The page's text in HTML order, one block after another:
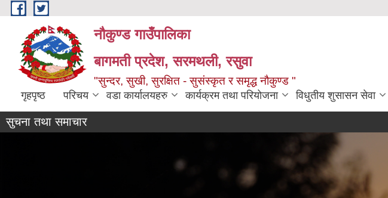
Skip to main content
नौकुण्ड गाउँपालिका
बागमती प्रदेश, सरमथली, रसुवा
"सुन्दर, सुखी, सुरक्षित - सुसंस्कृत र समृद्ध नौकुण्ड "
गृहपृष्ठ परिचय वडा कार्यालयहरु कार्यक्रम तथा परियोजना विधुतीय शुसासन सेवा
सुचना तथा समाचार